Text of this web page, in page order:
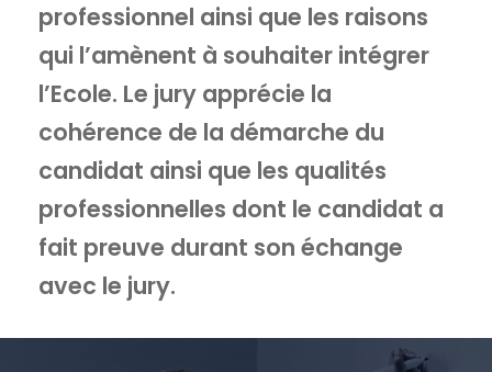
professionnel ainsi que les raisons
qui l’amènent à souhaiter intégrer
l’Ecole. Le jury apprécie la
cohérence de la démarche du
candidat ainsi que les qualités
professionnelles dont le candidat a
fait preuve durant son échange
avec le jury.